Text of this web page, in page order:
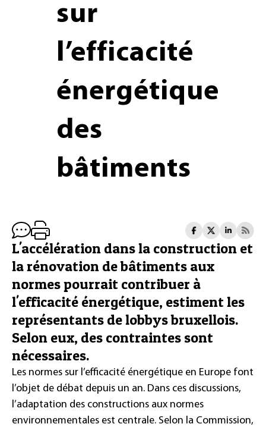
sur
l’efficacité
énergétique
des
bâtiments
L'accélération dans la construction et
la rénovation de bâtiments aux
normes pourrait contribuer à
l'efficacité énergétique, estiment les
représentants de lobbys bruxellois.
Selon eux, des contraintes sont
nécessaires.
Les normes sur l’efficacité énergétique en Europe font
l’objet de débat depuis un an. Dans ces discussions,
l’adaptation des constructions aux normes
environnementales est centrale. Selon la Commission,